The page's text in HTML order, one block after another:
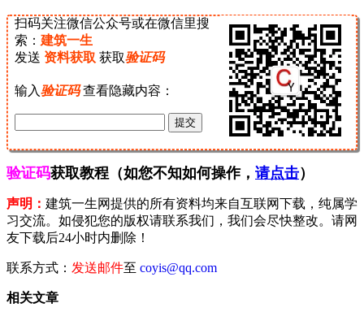
扫码关注微信公众号或在微信里搜
索： 建筑一生
发送 资料获取 获取验证码
输入验证码查看隐藏内容：
验证码获取教程（如您不知如何操作， 请点击）
声明： 建筑一生网提供的所有资料均来自互联网下载，纯属学
习交流。如侵犯您的版权请联系我们，我们会尽快整改。请网
友下载后24小时内删除！
联系方式： 发送邮件至 coyis@qq.com
相关文章